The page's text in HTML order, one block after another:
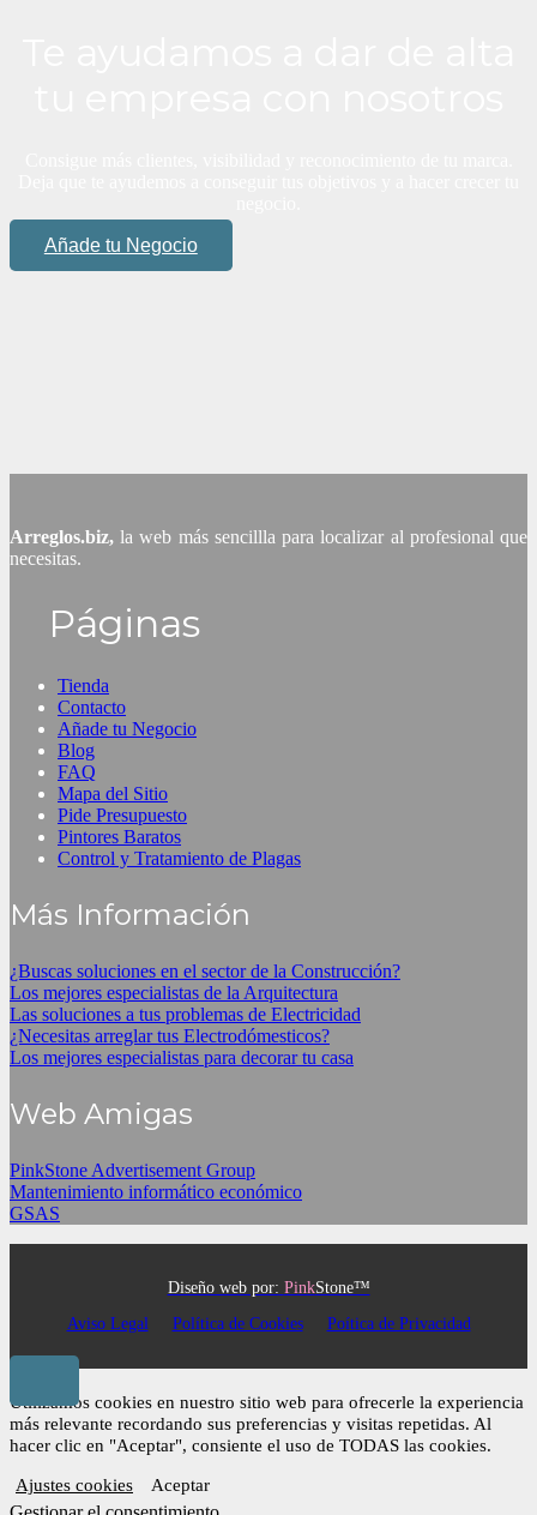
Añade tu Negocio
Arreglos.biz,la web más sencillla para localizar al profesional que
necesitas.
Páginas
Tienda
Contacto
Añade tu Negocio
Blog
FAQ
Mapa del Sitio
Pide Presupuesto
Pintores Baratos
Control y Tratamiento de Plagas
Más Información
¿Buscas soluciones en el sector de la Construcción?
Los mejores especialistas de la Arquitectura
Las soluciones a tus problemas de Electricidad
¿Necesitas arreglar tus Electrodómesticos?
Los mejores especialistas para decorar tu casa
Web Amigas
PinkStone Advertisement Group
Mantenimiento informático económico
GSAS
Diseño web por: PinkStone™
Aviso Legal
Política de Cookies Poítica de Privacidad
Utilizamos cookies en nuestro sitio web para ofrecerle la experiencia
más relevante recordando sus preferencias y visitas repetidas. Al
hacer clic en "Aceptar", consiente el uso de TODAS las cookies.
Ajustes cookies Aceptar